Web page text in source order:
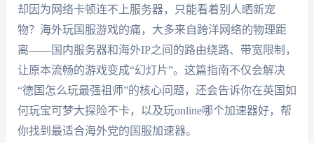
却因为网络卡顿连不上服务器，只能看着别人晒新宠
物？海外玩国服游戏的痛，大多来自跨洋网络的物理距
离——国内服务器和海外IP之间的路由绕路、带宽限制，
让原本流畅的游戏变成“幻灯片”。这篇指南不仅会解决
“德国怎么玩最强祖师”的核心问题，还会告诉你在英国如
何玩宝可梦大探险不卡，以及玩online哪个加速器好，帮
你找到最适合海外党的国服加速器。